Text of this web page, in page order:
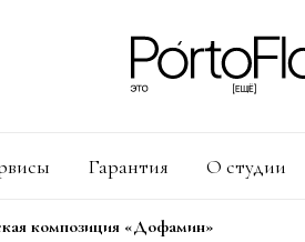
Гарантия О студии
композиция «Дофамин»